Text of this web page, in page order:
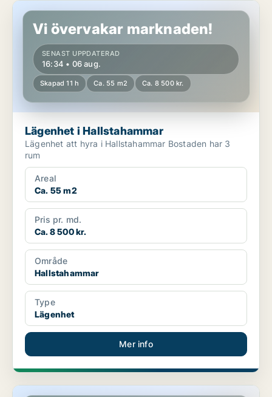
Lägenhet i Hallstahammar
Vi övervakar marknaden!
SENAST UPPDATERAD
16:34 • 06 aug.
Skapad 11 h Ca. 55 m2 Ca. 8 500 kr.
Lägenhet i Hallstahammar
Lägenhet att hyra i Hallstahammar Bostaden har 3
rum
Areal
Ca. 55 m2
Pris pr. md.
Ca. 8 500 kr.
Område
Hallstahammar
Type
Lägenhet
Mer info
Lägenhet i Hallstahammar